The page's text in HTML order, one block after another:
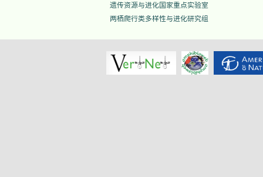
遗传资源与进化国家重点实验室
两栖爬行类多样性与进化研究组